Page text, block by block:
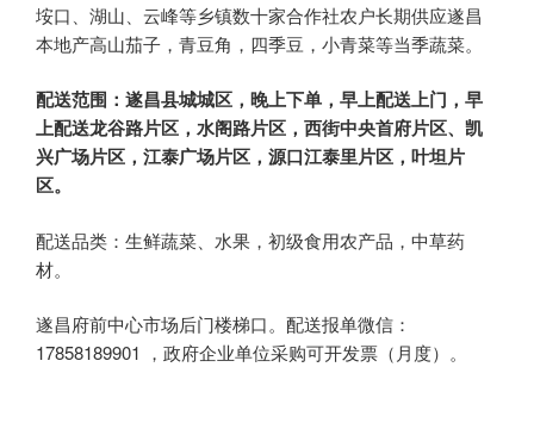
垵口、湖山、云峰等乡镇数十家合作社农户长期供应遂昌
本地产高山茄子，青豆角，四季豆，小青菜等当季蔬菜。
配送范围：遂昌县城城区，晚上下单，早上配送上门，早
上配送龙谷路片区，水阁路片区，西街中央首府片区、凯
兴广场片区，江泰广场片区，源口江泰里片区，叶坦片
区。
配送品类：生鲜蔬菜、水果，初级食用农产品，中草药
材。
遂昌府前中心市场后门楼梯口。配送报单微信：
17858189901 ，政府企业单位采购可开发票（月度）。